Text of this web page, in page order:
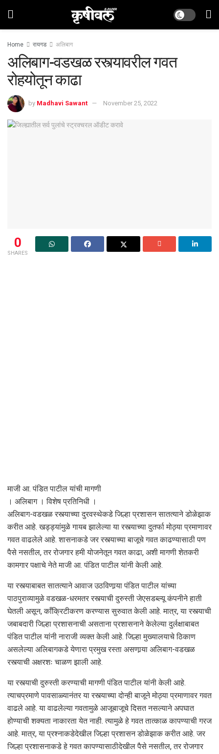
Home रायगड अलिबाग
अलिबाग-वडखळ रस्त्यावरील गवत
रोहयोतून काढा
by Madhavi Sawant November 25, 2022
0
SHARES
माजी आ. पंडित पाटील यांची मागणी
। अलिबाग । विशेष प्रतिनिधी ।
अलिबाग-वडखळ रस्त्याच्या दुरवस्थेकडे जिल्हा प्रशासन सातत्याने डोळेझाक
करीत आहे. खड्ड्यांमुळे गायब झालेल्या या रस्त्याच्या दुतर्फा मोठ्या प्रमाणावर
गवत वाढलेले आहे. शासनाकडे जर रस्त्याच्या बाजूचे गवत काढण्यासाठी पण
पैसे नसतील, तर रोजगार हमी योजनेतून गवत काढा, अशी मागणी शेतकरी
कामगार पक्षाचे नेते माजी आ. पंडित पाटील यांनी केली आहे.
या रस्त्याबाबत सातत्याने आवाज उठविणार्‍या पंडित पाटील यांच्या
पाठपुराव्यामुळे वडखळ-धरमतर रस्त्याची दुरुस्ती जेएसडब्ल्यू कंपनीने हाती
घेतली असून, काँक्रिटीकरण करण्यास सुरुवात केली आहे. मात्र, या रस्त्याची
जबाबदारी जिल्हा प्रशासनाची असताना प्रशासनाने केलेल्या दुर्लक्षाबाबत
पंडित पाटील यांनी नाराजी व्यक्त केली आहे. जिल्हा मुख्यालयाचे ठिकाण
असलेल्या अलिबागकडे येणारा प्रमुख रस्ता असणार्‍या अलिबाग-वडखळ
रस्त्याची अक्षरशः चाळण झाली आहे.
या रस्त्याची दुरुस्ती करण्याची मागणी पंडित पाटील यांनी केली आहे.
त्याचप्रमाणे पावसाळ्यानंतर या रस्त्याच्या दोन्ही बाजूने मोठ्या प्रमाणावर गवत
वाढले आहे. या वाढलेल्या गवतामुळे आजूबाजूचे दिसत नसल्याने अपघात
होण्याची शक्यता नाकारता येत नाही. त्यामुळे हे गवत तात्काळ कापण्याची गरज
आहे. मात्र, या प्रश्‍नाकडेदेखील जिल्हा प्रशासन डोळेझाक करीत आहे. जर
जिल्हा प्रशासनाकडे हे गवत कापण्यासाठीदेखील पैसे नसतील, तर रोजगार